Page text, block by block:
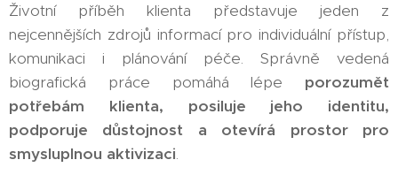
Životní příběh klienta představuje jeden z
nejcennějších zdrojů informací pro individuální přístup,
komunikaci i plánování péče. Správně vedená
biografická práce pomáhá lépe porozumět
potřebám klienta, posiluje jeho identitu,
podporuje důstojnost a otevírá prostor pro
smysluplnou aktivizaci.